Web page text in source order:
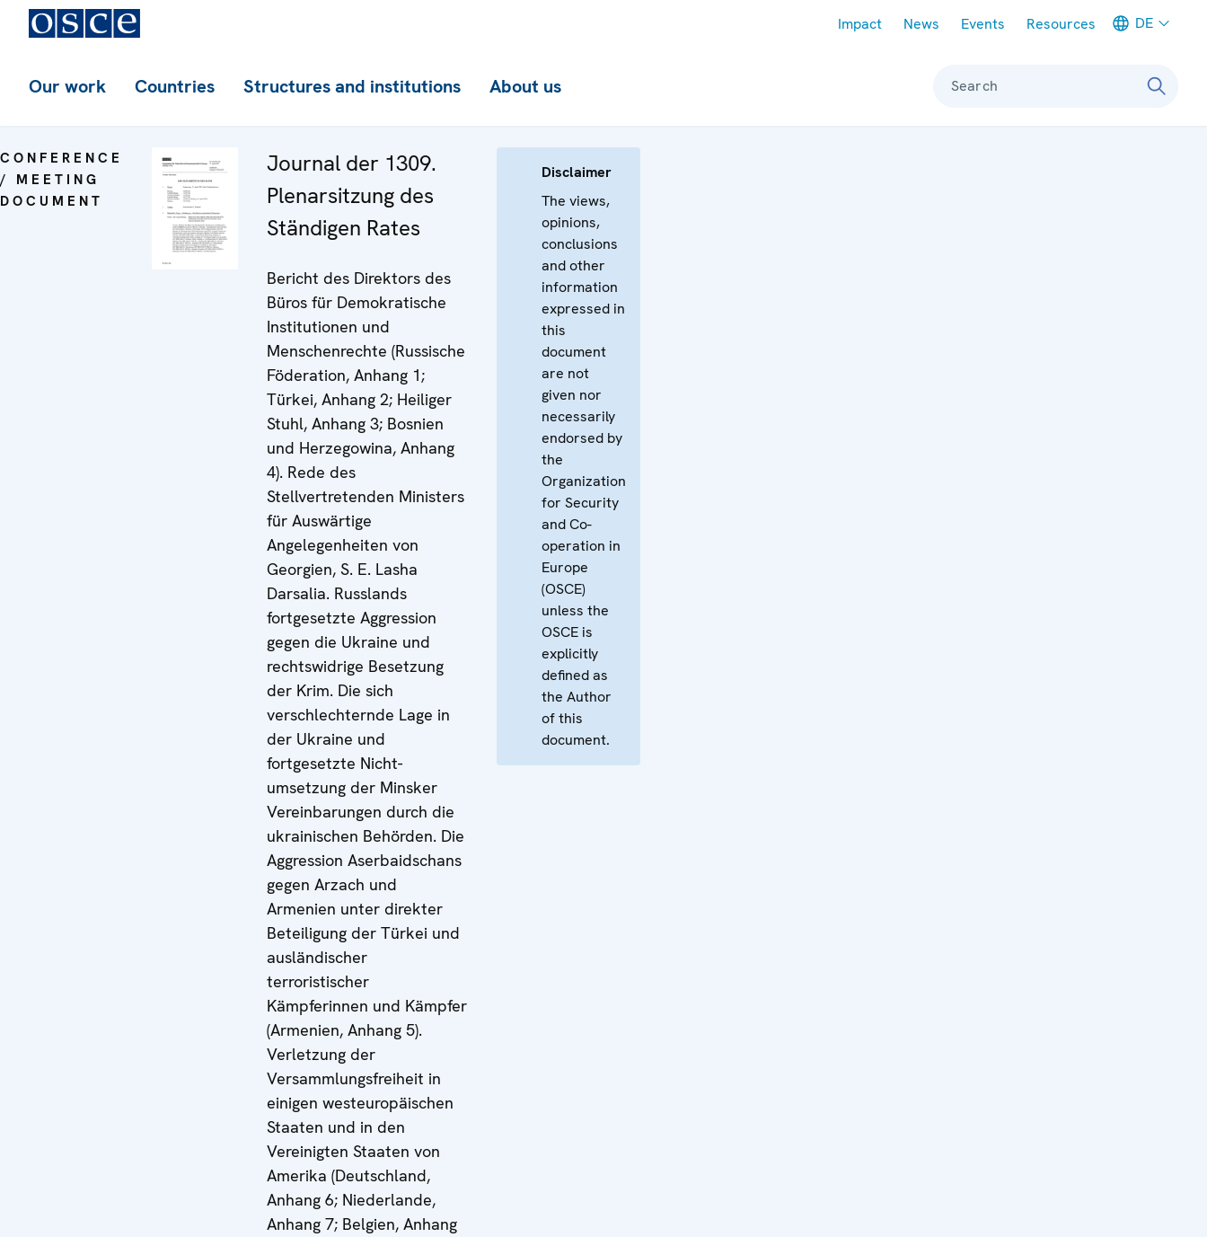
Impact News Events Resources DE
Our work Countries Structures and institutions About us Search
CONFERENCE
/ MEETING
DOCUMENT
Journal der 1309.
Plenarsitzung des
Ständigen Rates
Bericht des Direktors des
Büros für Demokratische
Institutionen und
Menschenrechte (Russische
Föderation, Anhang 1;
Türkei, Anhang 2; Heiliger
Stuhl, Anhang 3; Bosnien
und Herzegowina, Anhang
4). Rede des
Stellvertretenden Ministers
für Auswärtige
Angelegenheiten von
Georgien, S. E. Lasha
Darsalia. Russlands
fortgesetzte Aggression
gegen die Ukraine und
rechtswidrige Besetzung
der Krim. Die sich
verschlechternde Lage in
der Ukraine und
fortgesetzte Nicht-
umsetzung der Minsker
Vereinbarungen durch die
ukrainischen Behörden. Die
Aggression Aserbaidschans
gegen Arzach und
Armenien unter direkter
Beteiligung der Türkei und
ausländischer
terroristischer
Kämpferinnen und Kämpfer
(Armenien, Anhang 5).
Verletzung der
Versammlungsfreiheit in
einigen westeuropäischen
Staaten und in den
Vereinigten Staaten von
Amerika (Deutschland,
Anhang 6; Niederlande,
Anhang 7; Belgien, Anhang
Disclaimer
The views,
opinions,
conclusions
and other
information
expressed in
this
document
are not
given nor
necessarily
endorsed by
the
Organization
for Security
and Co-
operation in
Europe
(OSCE)
unless the
OSCE is
explicitly
defined as
the Author
of this
document.